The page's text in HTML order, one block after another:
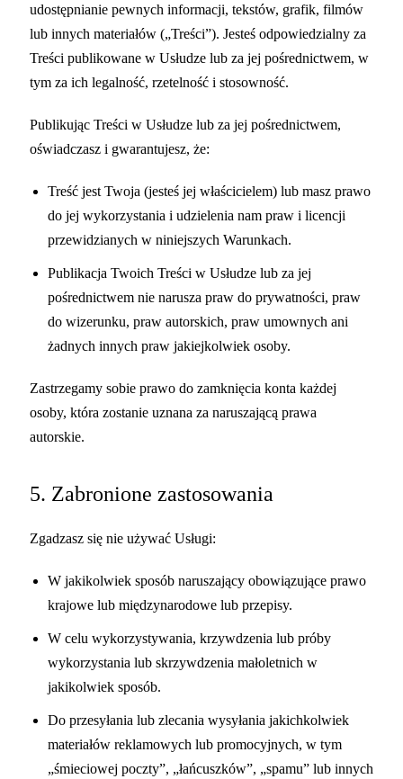
udostępnianie pewnych informacji, tekstów, grafik, filmów
lub innych materiałów („Treści”). Jesteś odpowiedzialny za
Treści publikowane w Usłudze lub za jej pośrednictwem, w
tym za ich legalność, rzetelność i stosowność.
Publikując Treści w Usłudze lub za jej pośrednictwem,
oświadczasz i gwarantujesz, że:
Treść jest Twoja (jesteś jej właścicielem) lub masz prawo
do jej wykorzystania i udzielenia nam praw i licencji
przewidzianych w niniejszych Warunkach.
Publikacja Twoich Treści w Usłudze lub za jej
pośrednictwem nie narusza praw do prywatności, praw
do wizerunku, praw autorskich, praw umownych ani
żadnych innych praw jakiejkolwiek osoby.
Zastrzegamy sobie prawo do zamknięcia konta każdej
osoby, która zostanie uznana za naruszającą prawa
autorskie.
5. Zabronione zastosowania
Zgadzasz się nie używać Usługi:
W jakikolwiek sposób naruszający obowiązujące prawo
krajowe lub międzynarodowe lub przepisy.
W celu wykorzystywania, krzywdzenia lub próby
wykorzystania lub skrzywdzenia małoletnich w
jakikolwiek sposób.
Do przesyłania lub zlecania wysyłania jakichkolwiek
materiałów reklamowych lub promocyjnych, w tym
„śmieciowej poczty”, „łańcuszków”, „spamu” lub innych